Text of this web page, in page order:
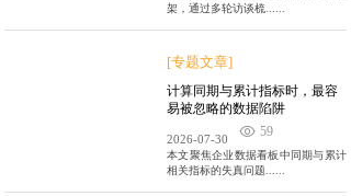
架，通过多轮访谈梳......
[专题文章]
计算同期与累计指标时，最容
易被忽略的数据陷阱
2026-07-30 59
本文聚焦企业数据看板中同期与累计
相关指标的失真问题......